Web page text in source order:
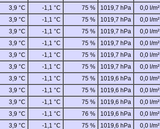
3,9 °C -1,1 °C 75 % 1019,7 hPa 0,0 l/m²
3,9 °C -1,1 °C 75 % 1019,7 hPa 0,0 l/m²
3,9 °C -1,1 °C 75 % 1019,7 hPa 0,0 l/m²
3,9 °C -1,1 °C 75 % 1019,7 hPa 0,0 l/m²
3,9 °C -1,1 °C 75 % 1019,7 hPa 0,0 l/m²
3,9 °C -1,1 °C 75 % 1019,7 hPa 0,0 l/m²
3,9 °C -1,1 °C 75 % 1019,6 hPa 0,0 l/m²
3,9 °C -1,1 °C 75 % 1019,6 hPa 0,0 l/m²
3,9 °C -1,1 °C 75 % 1019,6 hPa 0,0 l/m²
3,9 °C -1,1 °C 76 % 1019,6 hPa 0,0 l/m²
3,9 °C -1,1 °C 75 % 1019,6 hPa 0,0 l/m²